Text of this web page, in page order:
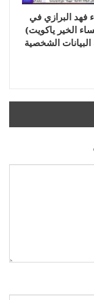
فهد البرازي في
الخير ياكويت)
الشخصية